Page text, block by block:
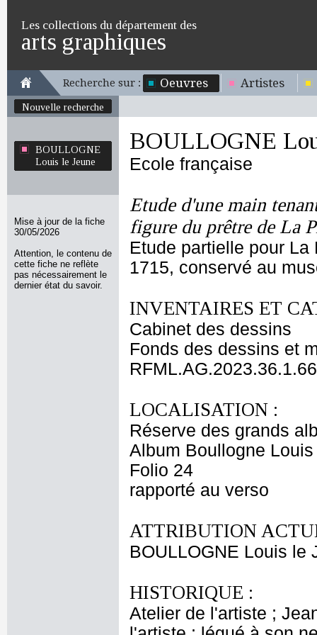
Les collections du département des
arts graphiques
Recherche sur : Oeuvres Artistes
Nouvelle recherche
BOULLOGNE
Louis le Jeune
Mise à jour de la fiche
30/05/2026
Attention, le contenu de
cette fiche ne reflète
pas nécessairement le
dernier état du savoir.
BOULLOGNE
Ecole française
Etude d'une main
figure du prêtre de La
Etude partielle pour
1715, conservé au
INVENTAIRES ET
Cabinet des dessins
Fonds des dessins et
LOCALISATION :
Réserve des grands
Album Boullogne
Folio 24
rapporté au verso
ATTRIBUTION
BOULLOGNE Louis le
HISTORIQUE :
Atelier de l'artiste ;